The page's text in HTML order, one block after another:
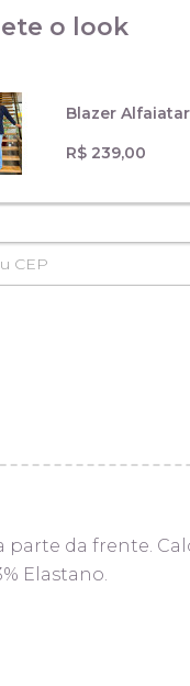
o look
Blazer
R$ 239,00
da frente.
Elastano.